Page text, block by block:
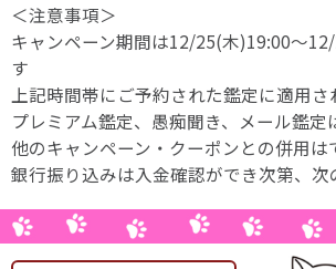
＜注意事項＞
キャンペーン期間は12/25(木)19:00～
す
上記時間帯にご予約された鑑定に適用さ
プレミアム鑑定、愚痴聞き、メール鑑定
他のキャンペーン・クーポンとの併用は
銀行振り込みは入金確認ができ次第、次